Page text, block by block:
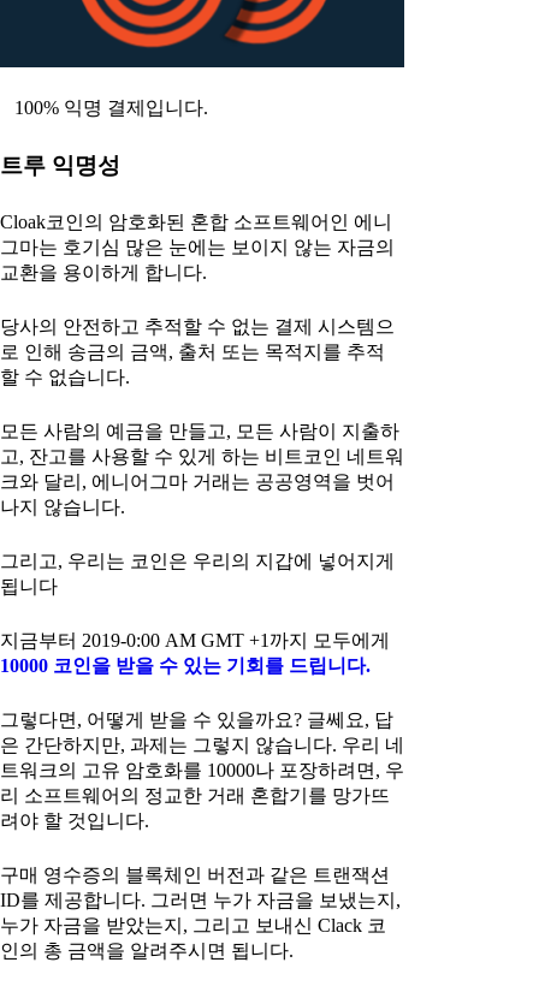
100% 익명 결제입니다.
트루 익명성
Cloak코인의 암호화된 혼합 소프트웨어인 에니
그마는 호기심 많은 눈에는 보이지 않는 자금의
교환을 용이하게 합니다.
당사의 안전하고 추적할 수 없는 결제 시스템으
로 인해 송금의 금액, 출처 또는 목적지를 추적
할 수 없습니다.
모든 사람의 예금을 만들고, 모든 사람이 지출하
고, 잔고를 사용할 수 있게 하는 비트코인 네트워
크와 달리, 에니어그마 거래는 공공영역을 벗어
나지 않습니다.
그리고, 우리는 코인은 우리의 지갑에 넣어지게
됩니다
지금부터 2019-0:00 AM GMT +1까지 모두에게
10000 코인을 받을 수 있는 기회를 드립니다.
그렇다면, 어떻게 받을 수 있을까요? 글쎄요, 답
은 간단하지만, 과제는 그렇지 않습니다. 우리 네
트워크의 고유 암호화를 10000나 포장하려면, 우
리 소프트웨어의 정교한 거래 혼합기를 망가뜨
려야 할 것입니다.
구매 영수증의 블록체인 버전과 같은 트랜잭션
ID를 제공합니다. 그러면 누가 자금을 보냈는지,
누가 자금을 받았는지, 그리고 보내신 Clack 코
인의 총 금액을 알려주시면 됩니다.